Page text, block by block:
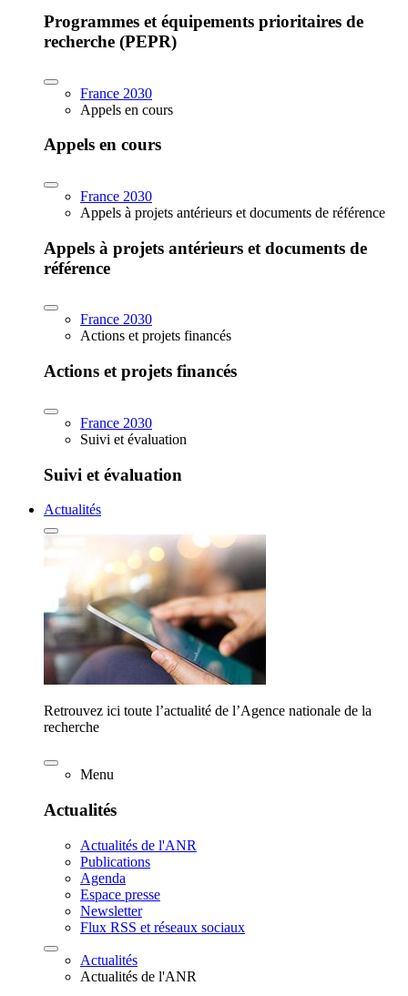
Programmes et équipements prioritaires de
recherche (PEPR)
France 2030
Appels en cours
Appels en cours
France 2030
Appels à projets antérieurs et documents de référence
Appels à projets antérieurs et documents de
référence
France 2030
Actions et projets financés
Actions et projets financés
France 2030
Suivi et évaluation
Suivi et évaluation
Actualités
Retrouvez ici toute l’actualité de l’Agence nationale de la
recherche
Menu
Actualités
Actualités de l'ANR
Publications
Agenda
Espace presse
Newsletter
Flux RSS et réseaux sociaux
Actualités
Actualités de l'ANR